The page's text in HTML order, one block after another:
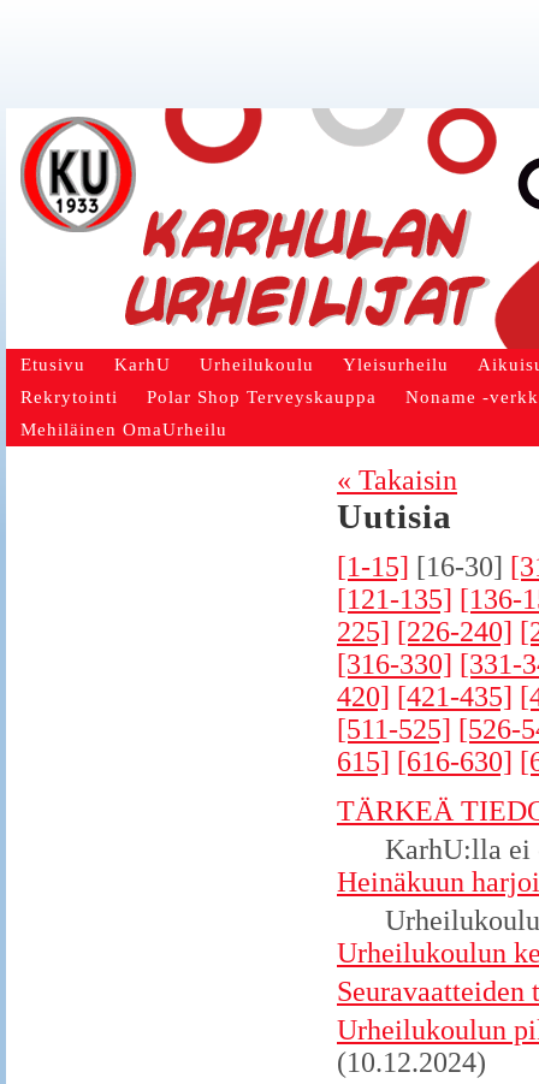
Etusivu KarhU Urheilukoulu Yleisurheilu
Rekrytointi
Polar Shop Terveyskauppa
Noname -
Mehiläinen OmaUrheilu
« Takaisin
Uutisia
[1-15] [16-30]
[121-135] [136-
225] [226-240]
[316-330] [331-
420] [421-435]
[511-525] [526-
615] [616-630]
TÄRKEÄ
KarhU:lla ei
Heinäkuun
Urheilukoulun
Urheilukoulun
(10.12.2024)